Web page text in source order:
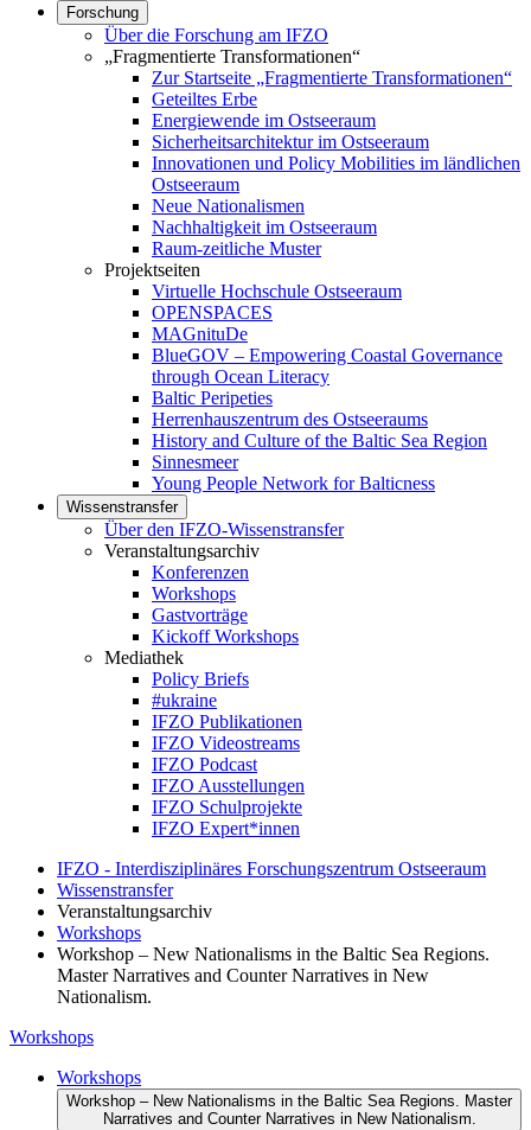
Forschung
Über die Forschung am IFZO
„Fragmentierte Transformationen“
Zur Startseite „Fragmentierte Transformationen“
Geteiltes Erbe
Energiewende im Ostseeraum
Sicherheitsarchitektur im Ostseeraum
Innovationen und Policy Mobilities im ländlichen
Ostseeraum
Neue Nationalismen
Nachhaltigkeit im Ostseeraum
Raum-zeitliche Muster
Projektseiten
Virtuelle Hochschule Ostseeraum
OPENSPACES
MAGnituDe
BlueGOV – Empowering Coastal Governance
through Ocean Literacy
Baltic Peripeties
Herrenhauszentrum des Ostseeraums
History and Culture of the Baltic Sea Region
Sinnesmeer
Young People Network for Balticness
Wissenstransfer
Über den IFZO-Wissenstransfer
Veranstaltungsarchiv
Konferenzen
Workshops
Gastvorträge
Kickoff Workshops
Mediathek
Policy Briefs
#ukraine
IFZO Publikationen
IFZO Videostreams
IFZO Podcast
IFZO Ausstellungen
IFZO Schulprojekte
IFZO Expert*innen
IFZO - Interdisziplinäres Forschungszentrum Ostseeraum
Wissenstransfer
Veranstaltungsarchiv
Workshops
Workshop – New Nationalisms in the Baltic Sea Regions.
Master Narratives and Counter Narratives in New
Nationalism.
Workshops
Workshops
Workshop – New Nationalisms in the Baltic Sea Regions. Master
Narratives and Counter Narratives in New Nationalism.